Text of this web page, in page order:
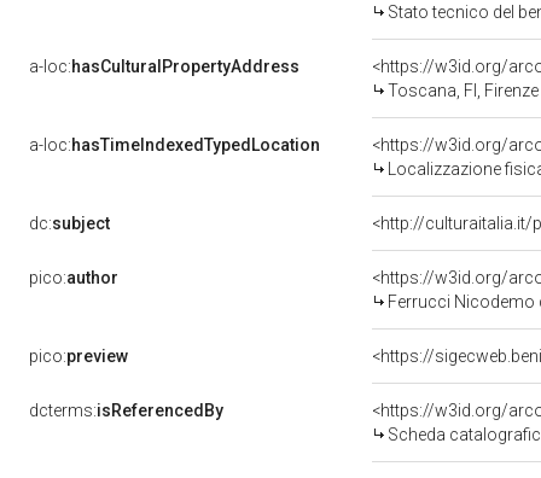
Stato tecnico del
a-loc:hasCulturalPropertyAddress
<https://w3id.org/
Toscana, FI, Firenze
a-loc:hasTimeIndexedTypedLocation
<https://w3id.org/
Localizzazione
dc:subject <http://culturaitalia.it/
pico:author
<https://w3id.org/
Ferrucci Nicodemo
pico:preview <https://
dcterms:isReferencedBy
<https://w3id.org/
Scheda